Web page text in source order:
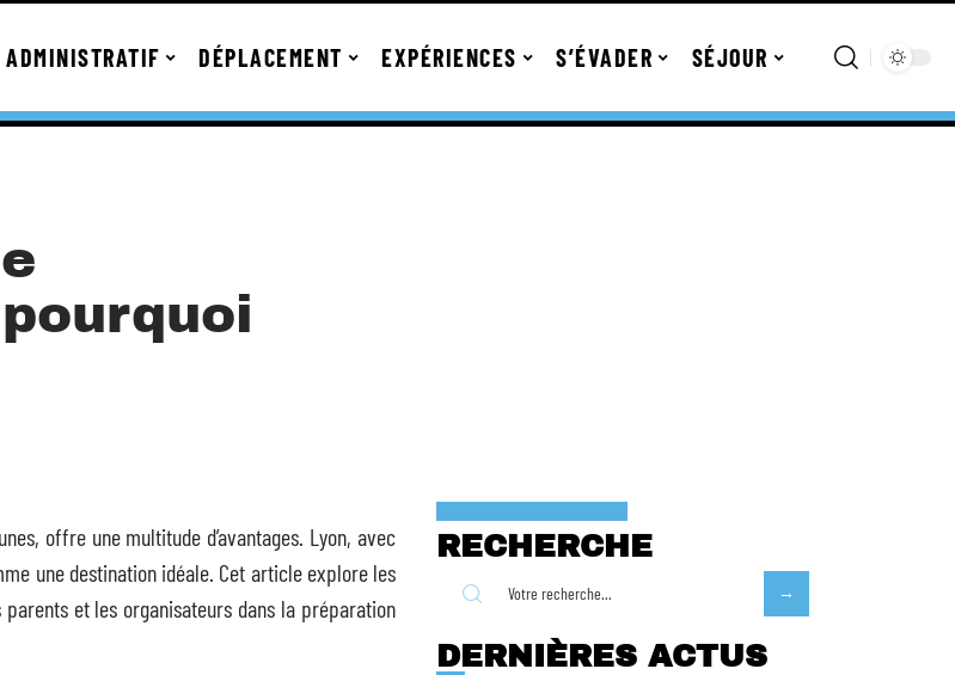
ADMINISTRATIF DÉPLACEMENT EXPÉRIENCES S’ÉVADER SÉJOUR
offre une multitude d’avantages. Lyon, avec
une destination idéale. Cet article explore les
et les organisateurs dans la préparation
RECHERCHE
DERNIÈRES ACTUS